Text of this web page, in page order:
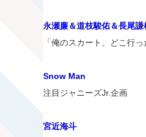
永瀬廉＆道枝駿佑＆長尾謙
「俺のスカート、どこ行っ
Snow Man
注目ジャニーズJr.企画
宮近海斗